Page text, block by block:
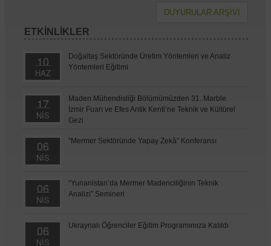
DUYURULAR ARŞİVİ
ETKİNLİKLER
10
HAZ
Doğaltaş Sektöründe Üretim Yöntemleri ve Analiz
Yöntemleri Eğitimi
17
NİS
Maden Mühendisliği Bölümümüzden 31. Marble
İzmir Fuarı ve Efes Antik Kenti’ne Teknik ve Kültürel
Gezi
06
NİS
“Mermer Sektöründe Yapay Zekâ” Konferansı
06
NİS
“Yunanistan’da Mermer Madenciliğinin Teknik
Analizi” Semineri
06
NİS
Ukraynalı Öğrenciler Eğitim Programımıza Katıldı